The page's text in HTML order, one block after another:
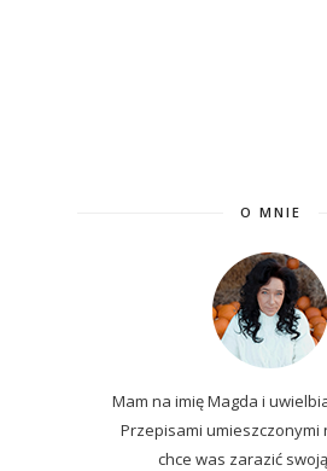
O MNIE
Mam na imię Magda i
Przepisami umieszczonymi
chce was zarazić